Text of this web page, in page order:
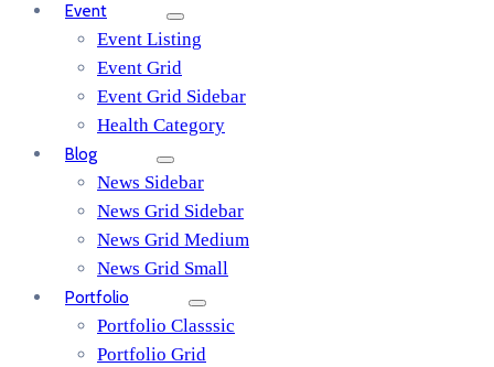
Event
Event Listing
Event Grid
Event Grid Sidebar
Health Category
Blog
News Sidebar
News Grid Sidebar
News Grid Medium
News Grid Small
Portfolio
Portfolio Classsic
Portfolio Grid